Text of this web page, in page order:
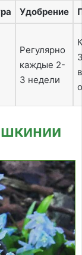
Удобрение
Регулярно
каждые 2-
3 недели